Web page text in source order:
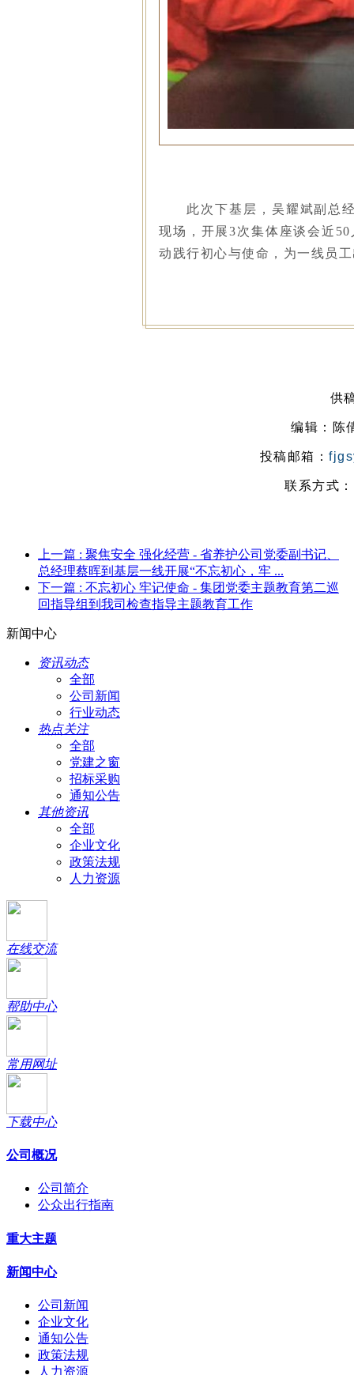
此次下基层，吴耀斌副总
现场，开展3次集体座谈会近
动践行初心与使命，为一线员
供
编辑：陈
投稿邮箱：
联系方式
上一篇 : 聚焦安全 强化经营 - 省养护公司党委副书记、
总经理蔡晖到基层一线开展“不忘初心，牢 ...
下一篇 : 不忘初心 牢记使命 - 集团党委主题教育第二巡
回指导组到我司检查指导主题教育工作
新闻中心
资讯动态
全部
公司新闻
行业动态
热点关注
全部
党建之窗
招标采购
通知公告
其他资讯
全部
企业文化
政策法规
人力资源
在线交流
帮助中心
常用网址
下载中心
公司概况
公司简介
公众出行指南
重大主题
新闻中心
公司新闻
企业文化
通知公告
政策法规
人力资源